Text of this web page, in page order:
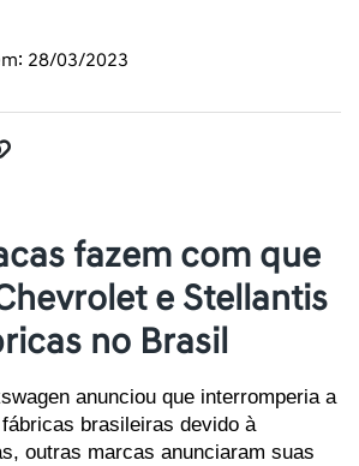
28/03/2023
fazem com que
e Stellantis
no Brasil
anunciou que interromperia a
brasileiras devido à
outras marcas anunciaram suas